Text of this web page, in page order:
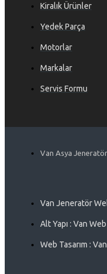
Kiralık Ürünler
Yedek Parça
Motorlar
Markalar
Servis Formu
Van Asya
Van Jeneratör
Alt Yapı : Van
Web Tasarım :